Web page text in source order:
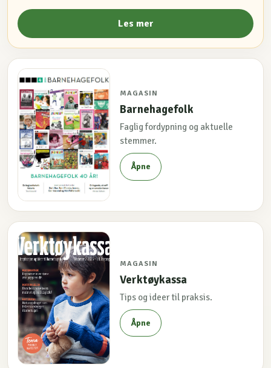
Les mer
MAGASIN
Barnehagefolk
Faglig fordypning og aktuelle
stemmer.
Åpne
MAGASIN
Verktøykassa
Tips og ideer til praksis.
Åpne